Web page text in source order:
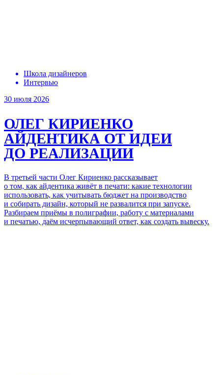
Школа дизайнеров
Интервью
30 июля 2026
ОЛЕГ КИРИЕНКО
АЙДЕНТИКА ОТ ИДЕИ
ДО РЕАЛИЗАЦИИ
В третьей части Олег Кириенко рассказывает
о том, как айдентика живёт в печати: какие технологии
использовать, как учитывать бюджет на производство
и собирать дизайн, который не развалится при запуске.
Разбираем приёмы в полиграфии, работу с материалами
и печатью, даём исчерпывающий ответ, как создать вывеску.